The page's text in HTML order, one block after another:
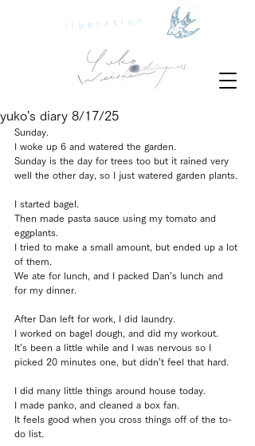
liberation
yuko's diary 8/17/25
Sunday.
I woke up 6 and watered the garden.
Sunday is the day for trees too but it rained very
well the other day, so I just watered garden plants.
I started bagel.
Then made pasta sauce using my tomato and
eggplants.
I tried to make a small amount, but ended up a lot
of them.
We ate for lunch, and I packed Dan’s lunch and
for my dinner.
After Dan left for work, I did laundry.
I worked on bagel dough, and did my workout.
It’s been a little while and I was nervous so I
picked 20 minutes one, but didn’t feel that hard.
I did many little things around house today.
I made panko, and cleaned a box fan.
It feels good when you cross things off of the to-
do list.